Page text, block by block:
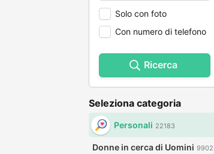
Solo con foto
Con numero di telefono
Ricerca
Seleziona categoria
Personali 22183
Donne in cerca di Uomini 9902